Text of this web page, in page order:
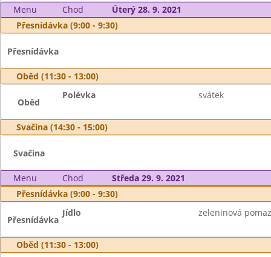
Menu Chod
Úterý 28. 9. 2021
Přesnídávka (9:00 - 9:30)
Přesnídávka
Oběd (11:30 - 13:00)
Oběd
Polévka svátek
Svačina (14:30 - 15:00)
Svačina
Menu Chod
Středa 29. 9. 2021
Přesnídávka (9:00 - 9:30)
Přesnídávka
Jídlo zeleninová
Oběd (11:30 - 13:00)